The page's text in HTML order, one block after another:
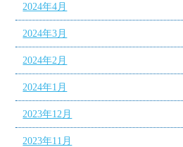
2024年4月
2024年3月
2024年2月
2024年1月
2023年12月
2023年11月